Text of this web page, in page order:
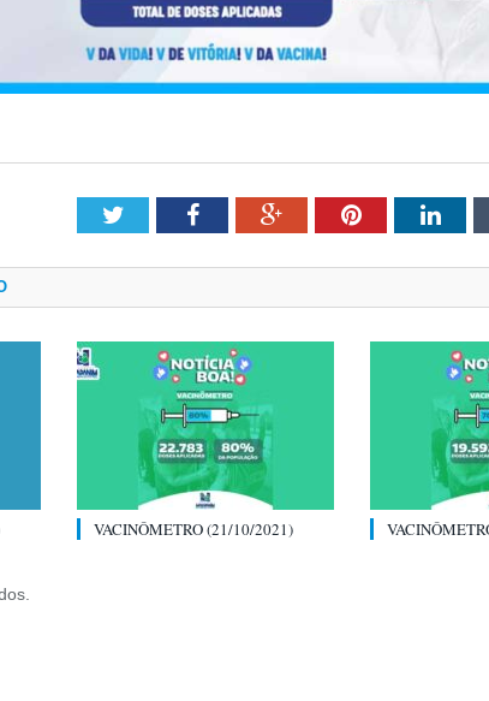
Twitter FacebookGoogle+Pinterest
VACINÔMETRO (21/10/2021)